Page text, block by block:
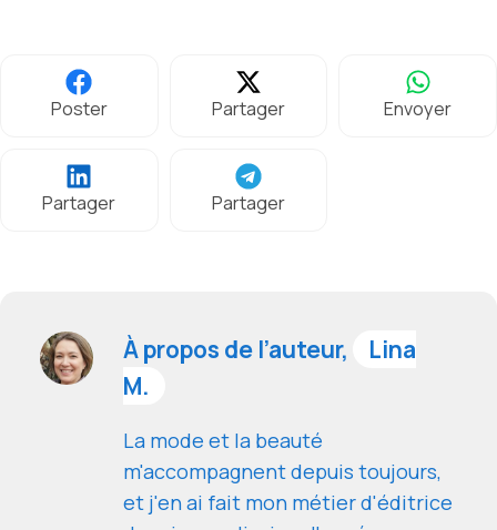
Poster Partager Envoyer
Partager Partager
À propos de l’auteur,
Lina
M.
La mode et la beauté
m'accompagnent depuis toujours,
et j'en ai fait mon métier d'éditrice